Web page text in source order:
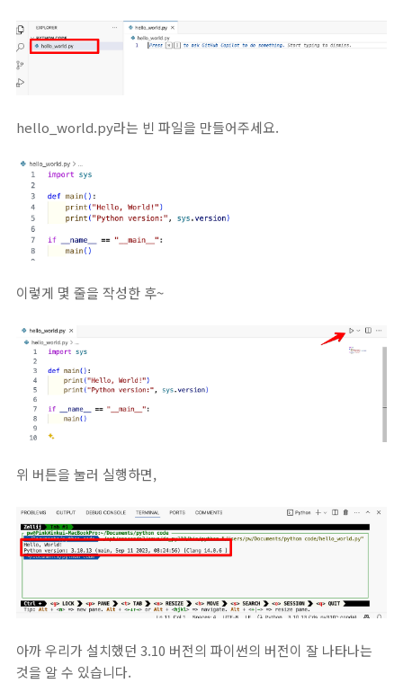
hello_world.py라는 빈 파일을 만들어주세요.
이렇게 몇 줄을 작성한 후~
위 버튼을 눌러 실행하면,
아까 우리가 설치했던 3.10 버전의 파이썬의 버전이 잘 나타나는
것을 알 수 있습니다.